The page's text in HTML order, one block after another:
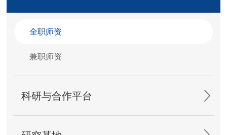
全职师资
兼职师资
科研与合作平台